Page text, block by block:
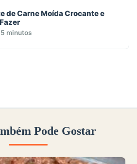
de Carne Moída Crocante e
minutos
Pode Gostar